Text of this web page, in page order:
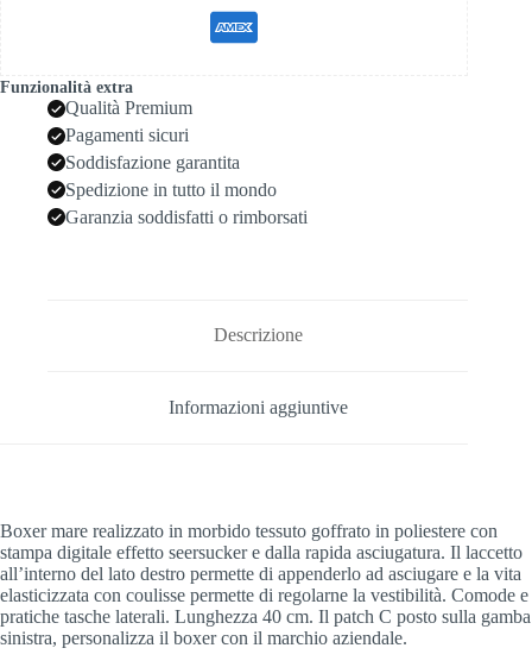
Funzionalità extra
Qualità Premium
Pagamenti sicuri
Soddisfazione garantita
Spedizione in tutto il mondo
Garanzia soddisfatti o rimborsati
Descrizione
Informazioni aggiuntive
Boxer mare realizzato in morbido tessuto goffrato in poliestere con
stampa digitale effetto seersucker e dalla rapida asciugatura. Il laccetto
all’interno del lato destro permette di appenderlo ad asciugare e la vita
elasticizzata con coulisse permette di regolarne la vestibilità. Comode e
pratiche tasche laterali. Lunghezza 40 cm. Il patch C posto sulla gamba
sinistra, personalizza il boxer con il marchio aziendale.